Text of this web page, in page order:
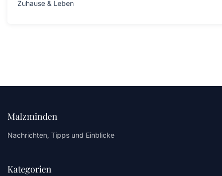
Zuhause & Leben
Malzminden
Nachrichten, Tipps und Einblicke
Kategorien